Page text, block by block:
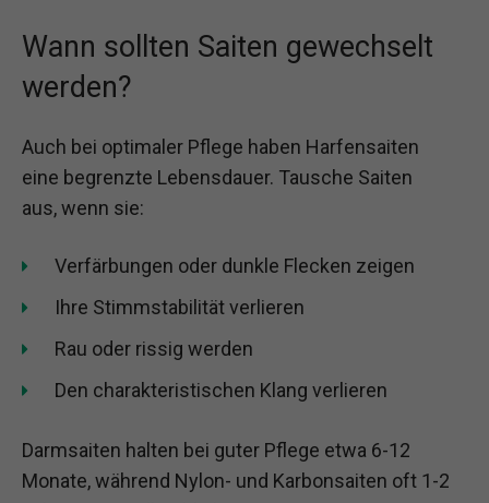
Wann sollten Saiten gewechselt
werden?
Auch bei optimaler Pflege haben Harfensaiten
eine begrenzte Lebensdauer. Tausche Saiten
aus, wenn sie:
Verfärbungen oder dunkle Flecken zeigen
Ihre Stimmstabilität verlieren
Rau oder rissig werden
Den charakteristischen Klang verlieren
Darmsaiten halten bei guter Pflege etwa 6-12
Monate, während Nylon- und Karbonsaiten oft 1-2